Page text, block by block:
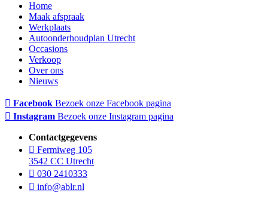
Home
Maak afspraak
Werkplaats
Autoonderhoudplan Utrecht
Occasions
Verkoop
Over ons
Nieuws
Facebook Bezoek onze Facebook pagina
Instagram Bezoek onze Instagram pagina
Contactgegevens
Fermiweg 105
3542 CC Utrecht
030 2410333
info@ablr.nl